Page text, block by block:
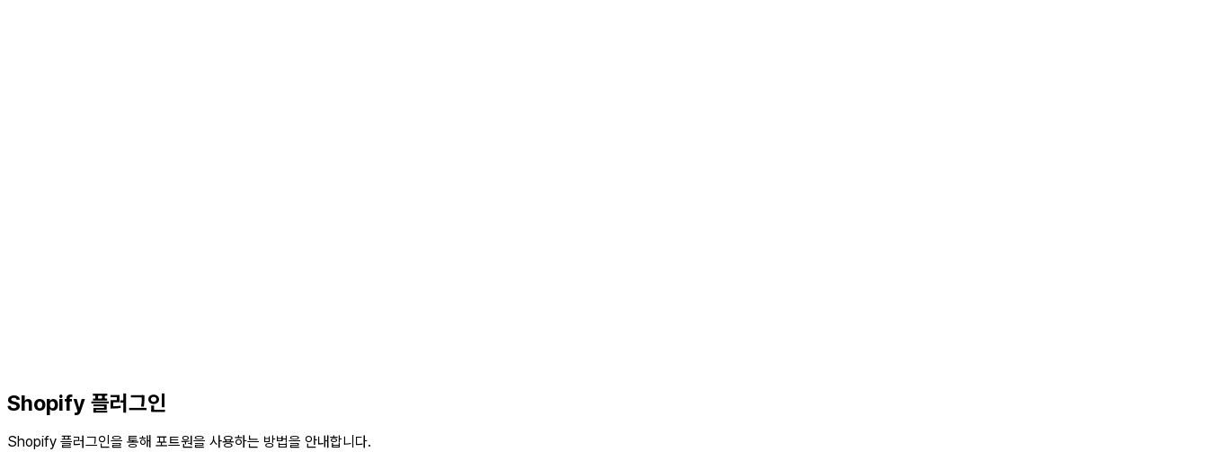
Shopify 플러그인
Shopify 플러그인을 통해 포트원을 사용하는 방법을 안내합니다.